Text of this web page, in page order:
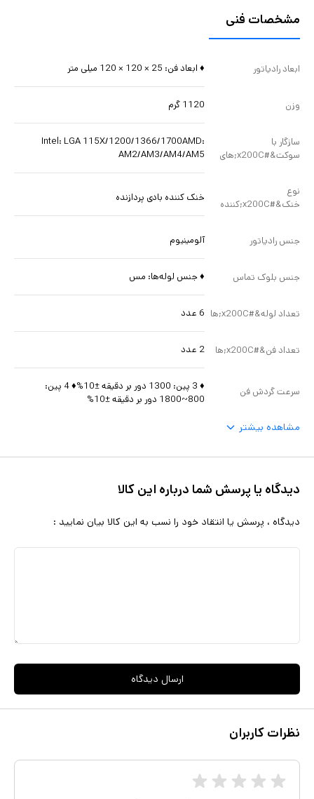
مشخصات فنی
ابعاد رادیاتور ♦ ابعاد فن: 25 × 120 × 120 میلی متر
وزن 1120 گرم
سازگار با
سوکت&#x200C;های
Intel: LGA 115X/1200/1366/1700AMD:
AM2/AM3/AM4/AM5
نوع
خنک&#x200C;کننده
خنک کننده بادی پردازنده
جنس رادیاتور آلومینیوم
جنس بلوک تماس ♦ جنس لوله‌ها: مس
تعداد لوله&#x200C;ها 6 عدد
تعداد فن&#x200C;ها 2 عدد
سرعت گردش فن
♦ 3 پین: 1300 دور بر دقیقه ±10%♦ 4 پین:
800~1800 دور بر دقیقه ±10%
مشاهده بیشتر
دیدگاه یا پرسش شما درباره این کالا
دیدگاه ، پرسش یا انتقاد خود را نسب به این کالا بیان نمایید :
ارسال دیدگاه
نظرات کاربران